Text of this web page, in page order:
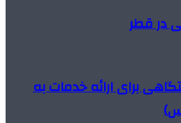
برای ارائه خدمات به